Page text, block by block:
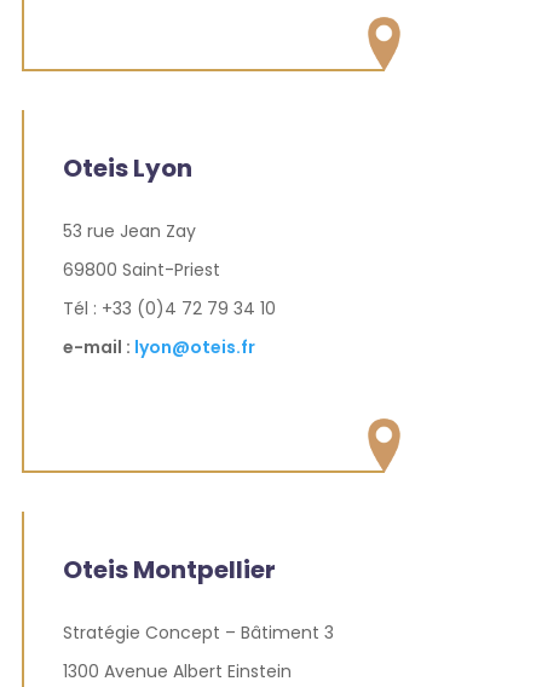
Oteis Lyon
53 rue Jean Zay
69800 Saint-Priest
Tél : +33 (0)4 72 79 34 10
e-mail : lyon@oteis.fr
Oteis Montpellier
Stratégie Concept – Bâtiment 3
1300 Avenue Albert Einstein